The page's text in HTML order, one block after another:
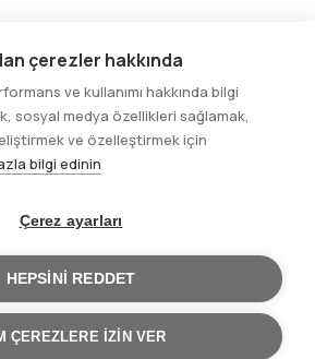
çerezler hakkında
ve kullanımı hakkında bilgi
sosyal medya özellikleri sağlamak,
ve özelleştirmek için
bilgi edinin
Çerez ayarları
HEPSINI REDDET
ÇEREZLERE IZIN VER